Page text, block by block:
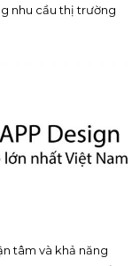
nhu cầu thị trường
tâm và khả năng